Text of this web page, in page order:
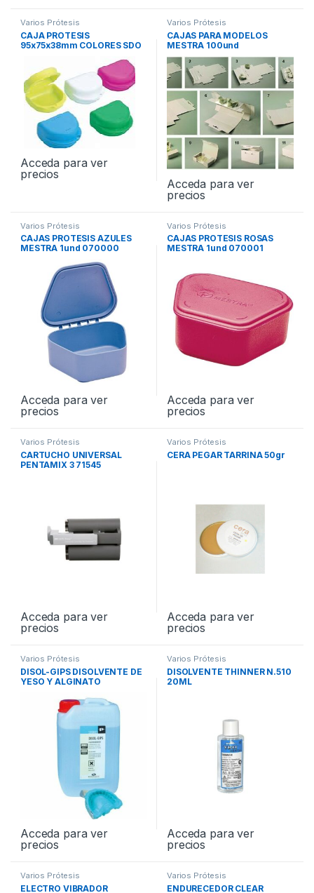
Varios Prótesis
CAJA PROTESIS
95x75x38mm COLORES SDO
Acceda para ver
precios
Varios Prótesis
CAJAS PARA MODELOS
MESTRA 100und
Acceda para ver
precios
Varios Prótesis
CAJAS PROTESIS AZULES
MESTRA 1und 070000
Acceda para ver
precios
Varios Prótesis
CAJAS PROTESIS ROSAS
MESTRA 1und 070001
Acceda para ver
precios
Varios Prótesis
CARTUCHO UNIVERSAL
PENTAMIX 3 71545
Acceda para ver
precios
Varios Prótesis
CERA PEGAR TARRINA 50gr
Acceda para ver
precios
Varios Prótesis
DISOL-GIPS DISOLVENTE DE
YESO Y ALGINATO
Acceda para ver
precios
Varios Prótesis
DISOLVENTE THINNER N.510
20ML
Acceda para ver
precios
Varios Prótesis
ELECTRO VIBRADOR
Varios Prótesis
ENDURECEDOR CLEAR